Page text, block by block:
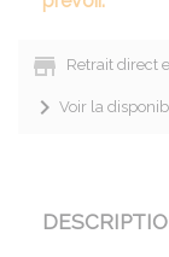
Retrait direct
Voir la